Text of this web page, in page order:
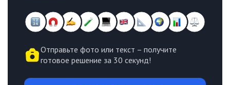
Отправьте фото или текст – получите
готовое решение за 30 секунд!